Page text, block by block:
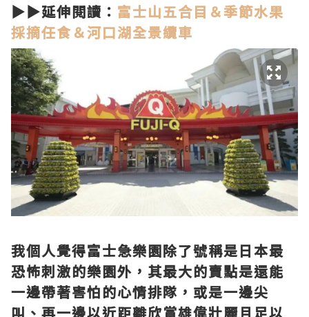
▶▶延伸閱讀： 富士山五合目＆季節水果
採摘任食＆河口湖全景纜車
我個人覺得富士急樂園除了號稱是日本最
恐怖刺激的樂園外，其最大的賣點是還能
一邊帶著害怕的心情排隊，或是一邊尖
叫、再一邊以近距離欣賞雄偉壯麗且足以